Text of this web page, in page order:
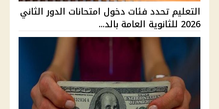
التعليم تحدد فئات دخول امتحانات الدور الثاني
2026 للثانوية العامة بالد...